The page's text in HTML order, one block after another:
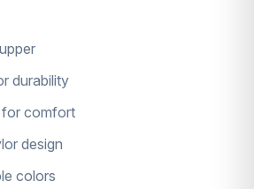
durability
for comfort
design
colors